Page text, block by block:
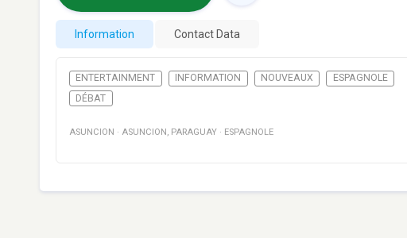
Information Contact Data
ENTERTAINMENT INFORMATION NOUVEAUX
ESPAGNOLE
DÉBAT
ASUNCION · ASUNCION , PARAGUAY · ESPAGNOLE